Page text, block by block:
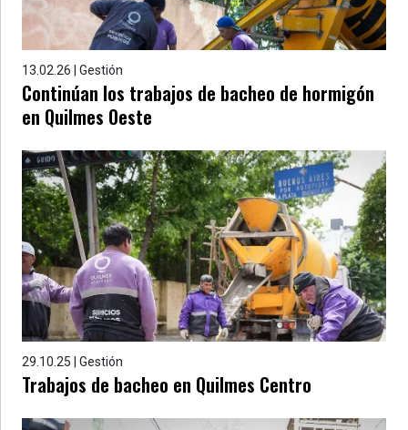
13.02.26 | Gestión
Continúan los trabajos de bacheo de hormigón
en Quilmes Oeste
29.10.25 | Gestión
Trabajos de bacheo en Quilmes Centro